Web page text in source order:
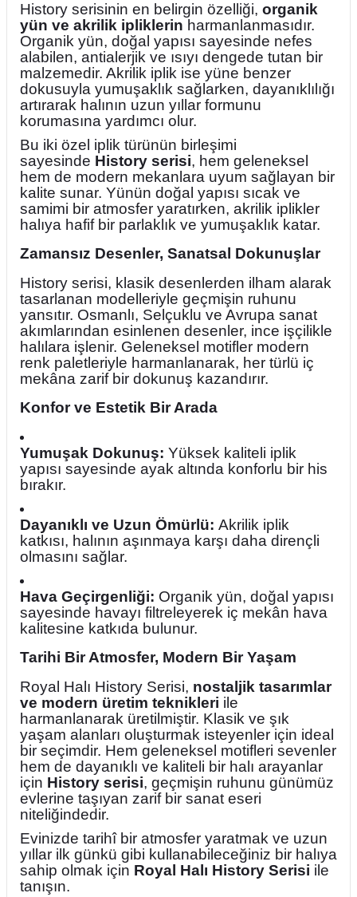
History serisinin en belirgin özelliği, organik
yün ve akrilik ipliklerin harmanlanmasıdır.
Organik yün, doğal yapısı sayesinde nefes
alabilen, antialerjik ve ısıyı dengede tutan bir
malzemedir. Akrilik iplik ise yüne benzer
dokusuyla yumuşaklık sağlarken, dayanıklılığı
artırarak halının uzun yıllar formunu
korumasına yardımcı olur.
Bu iki özel iplik türünün birleşimi
sayesinde History serisi, hem geleneksel
hem de modern mekanlara uyum sağlayan bir
kalite sunar. Yünün doğal yapısı sıcak ve
samimi bir atmosfer yaratırken, akrilik iplikler
halıya hafif bir parlaklık ve yumuşaklık katar.
Zamansız Desenler, Sanatsal Dokunuşlar
History serisi, klasik desenlerden ilham alarak
tasarlanan modelleriyle geçmişin ruhunu
yansıtır. Osmanlı, Selçuklu ve Avrupa sanat
akımlarından esinlenen desenler, ince işçilikle
halılara işlenir. Geleneksel motifler modern
renk paletleriyle harmanlanarak, her türlü iç
mekâna zarif bir dokunuş kazandırır.
Konfor ve Estetik Bir Arada
Yumuşak Dokunuş: Yüksek kaliteli iplik
yapısı sayesinde ayak altında konforlu bir his
bırakır.
Dayanıklı ve Uzun Ömürlü: Akrilik iplik
katkısı, halının aşınmaya karşı daha dirençli
olmasını sağlar.
Hava Geçirgenliği: Organik yün, doğal yapısı
sayesinde havayı filtreleyerek iç mekân hava
kalitesine katkıda bulunur.
Tarihi Bir Atmosfer, Modern Bir Yaşam
Royal Halı History Serisi, nostaljik tasarımlar
ve modern üretim teknikleri ile
harmanlanarak üretilmiştir. Klasik ve şık
yaşam alanları oluşturmak isteyenler için ideal
bir seçimdir. Hem geleneksel motifleri sevenler
hem de dayanıklı ve kaliteli bir halı arayanlar
için History serisi, geçmişin ruhunu günümüz
evlerine taşıyan zarif bir sanat eseri
niteliğindedir.
Evinizde tarihî bir atmosfer yaratmak ve uzun
yıllar ilk günkü gibi kullanabileceğiniz bir halıya
sahip olmak için Royal Halı History Serisi ile
tanışın.